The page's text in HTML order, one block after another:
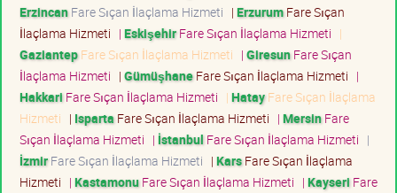
ErzincanFare Sıçan İlaçlama Hizmeti | ErzurumFare Sıçan
İlaçlama Hizmeti | EskişehirFare Sıçan İlaçlama Hizmeti |
GaziantepFare Sıçan İlaçlama Hizmeti | GiresunFare Sıçan
İlaçlama Hizmeti | GümüşhaneFare Sıçan İlaçlama Hizmeti |
Hakkari Fare Sıçan İlaçlama Hizmeti | HatayFare Sıçan İlaçlama
Hizmeti | Isparta Fare Sıçan İlaçlama Hizmeti | MersinFare
Sıçan İlaçlama Hizmeti | İstanbul Fare Sıçan İlaçlama Hizmeti |
İzmirFare Sıçan İlaçlama Hizmeti | KarsFare Sıçan İlaçlama
Hizmeti | KastamonuFare Sıçan İlaçlama Hizmeti | Kayseri Fare